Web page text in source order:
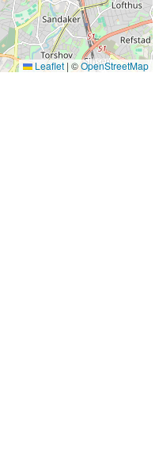
Leaflet | ©OpenStreetMap